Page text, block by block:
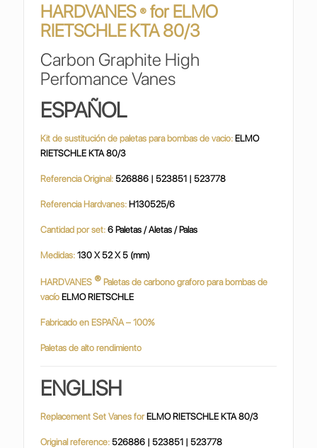
HARDVANES ® for ELMO
RIETSCHLE KTA 80/3
Carbon Graphite High
Perfomance Vanes
ESPAÑOL
Kit de sustitución de paletas para bombas de vacio: ELMO
RIETSCHLE KTA 80/3
Referencia Original:526886 | 523851 | 523778
Referencia Hardvanes: H130525/6
Cantidad por set: 6 Paletas / Aletas / Palas
Medidas:130 X 52 X 5 (mm)
HARDVANES ® Paletas de carbono graforo para bombas de
vacío ELMO RIETSCHLE
Fabricado en ESPAÑA – 100%
Paletas de alto rendimiento
ENGLISH
Replacement Set Vanes for ELMO RIETSCHLE KTA 80/3
Original reference:526886 | 523851 | 523778